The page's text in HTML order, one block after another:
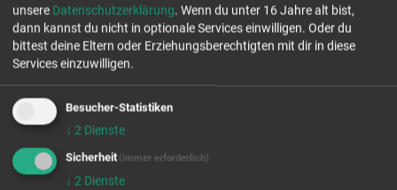
Jetzt Kontakt aufnehmen
Stellenanzahl 2
EINSATZFELDER
unsere Datenschutzerklärung. Wenn du unter 16 Jahre alt bist,
dann kannst du nicht in optionale Services einwilligen. Oder du
bittest deine Eltern oder Erziehungsberechtigten mit dir in diese
Services einzuwilligen.
Besucher-Statistiken
↓ 2 Dienste
Sicherheit (immer erforderlich)
↓ 2 Dienste